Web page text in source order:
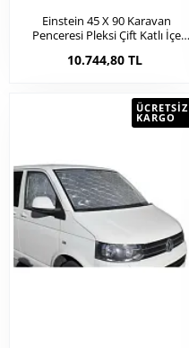
Einstein 45 X 90 Karavan
Penceresi Pleksi Çift Katlı İçe
10.744,80 TL
ÜCRETSIZ
KARGO